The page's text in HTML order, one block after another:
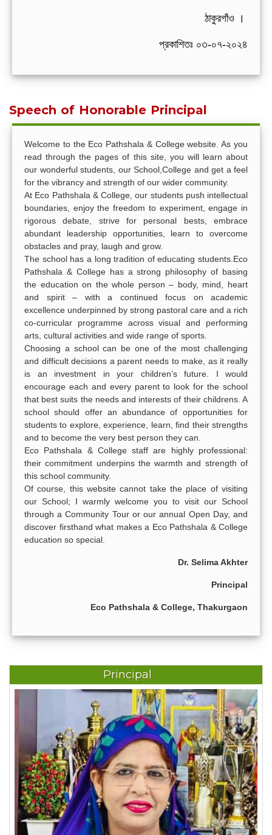
ঠাকুরগাঁও ।
প্রকাশিতঃ ০৩-০৭-২০২৪
Speech of Honorable Principal
Welcome to the Eco Pathshala & College website. As you
read through the pages of this site, you will learn about
our wonderful students, our School,College and get a feel
for the vibrancy and strength of our wider community.
At Eco Pathshala & College, our students push intellectual
boundaries, enjoy the freedom to experiment, engage in
rigorous debate, strive for personal bests, embrace
abundant leadership opportunities, learn to overcome
obstacles and pray, laugh and grow.
The school has a long tradition of educating students.Eco
Pathshala & College has a strong philosophy of basing
the education on the whole person – body, mind, heart
and spirit – with a continued focus on academic
excellence underpinned by strong pastoral care and a rich
co-curricular programme across visual and performing
arts, cultural activities and wide range of sports.
Choosing a school can be one of the most challenging
and difficult decisions a parent needs to make, as it really
is an investment in your children’s future. I would
encourage each and every parent to look for the school
that best suits the needs and interests of their childrens. A
school should offer an abundance of opportunities for
students to explore, experience, learn, find their strengths
and to become the very best person they can.
Eco Pathshala & College staff are highly professional:
their commitment underpins the warmth and strength of
this school community.
Of course, this website cannot take the place of visiting
our School; I warmly welcome you to visit our School
through a Community Tour or our annual Open Day, and
discover firsthand what makes a Eco Pathshala & College
education so special.
Dr. Selima Akhter
Principal
Eco Pathshala & College, Thakurgaon
Principal